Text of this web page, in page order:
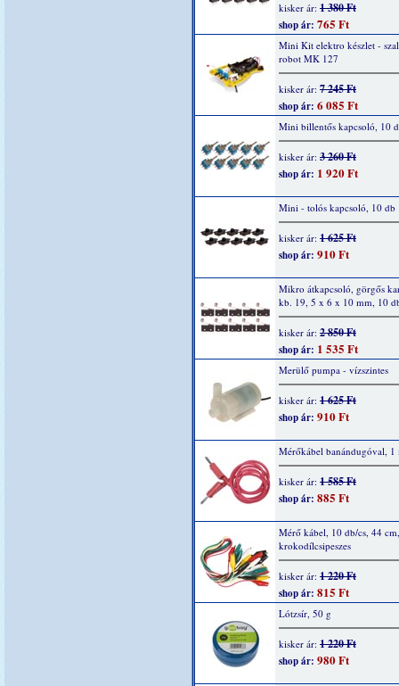
kisker ár: 1 380 Ft
shop ár: 765 Ft
Mini Kit elektro készlet -
robot MK 127
kisker ár: 7 245 Ft
shop ár: 6 085 Ft
Mini billentős kapcsoló, 10
kisker ár: 3 260 Ft
shop ár: 1 920 Ft
Mini - tolós kapcsoló, 10 db
kisker ár: 1 625 Ft
shop ár: 910 Ft
Mikro átkapcsoló, görgős
kb. 19, 5 x 6 x 10 mm, 10
kisker ár: 2 850 Ft
shop ár: 1 535 Ft
Merülő pumpa - vízszintes
kisker ár: 1 625 Ft
shop ár: 910 Ft
Mérőkábel banándugóval, 1
kisker ár: 1 585 Ft
shop ár: 885 Ft
Mérő kábel, 10 db/cs, 44 cm,
krokodílcsipeszes
kisker ár: 1 220 Ft
shop ár: 815 Ft
Lótzsír, 50 g
kisker ár: 1 220 Ft
shop ár: 980 Ft